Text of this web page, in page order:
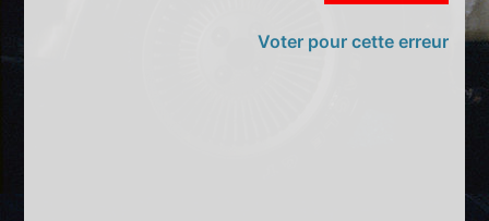
Voter pour cette erreur